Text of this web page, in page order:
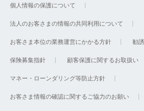
個人情報の保護について
法人のお客さまの情報の共同利用について
お客さま本位の業務運営にかかる方針 勧
保険募集指針 顧客保護に関するお取扱い
マネー・ローンダリング等防止方針
お客さま情報の確認に関するご協力のお願い